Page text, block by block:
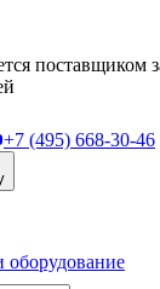
поставщиком
+7 (495) 668-30-46
оборудование